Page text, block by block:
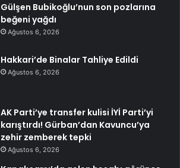
Gülşen Bubikoğlu’nun son pozlarına
beğeni yağdı
Ağustos 6, 2026
Hakkari’de Binalar Tahliye Edildi
Ağustos 6, 2026
AK Parti’ye transfer kulisi İYİ Parti’yi
karıştırdı! Gürban’dan Kavuncu’ya
zehir zemberek tepki
Ağustos 6, 2026